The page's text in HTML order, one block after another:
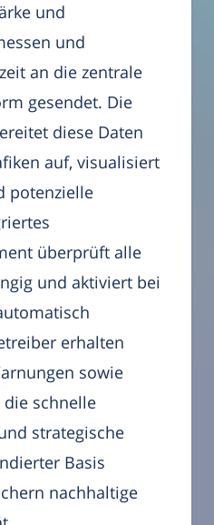
und
und
an die zentrale
gesendet. Die
diese Daten
auf, visualisiert
potenzielle
überprüft alle
und aktiviert bei
erhalten
sowie
die schnelle
strategische
Basis
nachhaltige